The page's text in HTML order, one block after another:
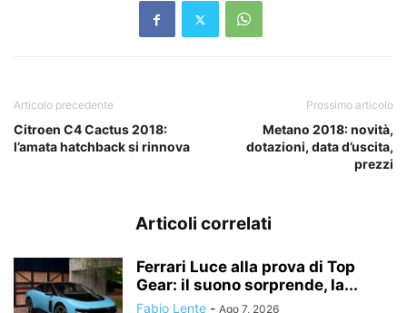
Articolo precedente
Citroen C4 Cactus 2018:
l’amata hatchback si rinnova
Prossimo articolo
Metano 2018: novità,
dotazioni, data d’uscita,
prezzi
Articoli correlati
Ferrari Luce alla prova di Top
Gear: il suono sorprende, la...
Fabio Lente - Ago 7, 2026